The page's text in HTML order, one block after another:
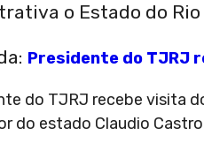
o Estado do
Presidente do TJRJ